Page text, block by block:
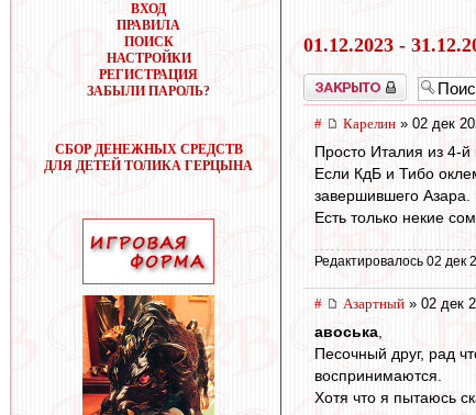
ВХОД
ПРАВИЛА
ПОИСК
НАСТРОЙКИ
РЕГИСТРАЦИЯ
ЗАБЫЛИ ПАРОЛЬ?
СБОР ДЕНЕЖНЫХ СРЕДСТВ
ДЛЯ ДЕТЕЙ ТОЛИКА ГЕРЦЫНА
01.12.2023 -
Закрыто
# Карелин » 02 дек
Просто Италия из 4-й
Если КдБ и Тибо
завершившего
Есть только некие
Редактировалось 02 дек
# Азартный » 02 дек
авоська,
Песочный друг, рад
воспринимаются.
Хотя что я пытаюсь